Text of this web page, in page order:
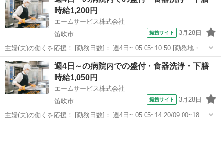
時給1,200円
エームサービス株式会社
笛吹市
提携サイト 3月28日
主婦(夫)の働くを応援！ [勤務日数]： 週4日~ 05:05~10:50 [勤務地・最
寄駅]： 山梨県笛吹市春日居町小松855 山梨リハビリテーション病
院-4180 ＜エームサービス株式会社＞ 春日居町駅徒歩19分 ...
山梨 笛吹市 その他
週4日～の病院内での盛付・食器洗浄・下膳
時給1,050円
エームサービス株式会社
笛吹市
提携サイト 3月28日
主婦(夫)の働くを応援！ [勤務日数]： 週4日~ 05:05~14:20/09:00~18:00